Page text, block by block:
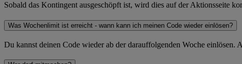
Sobald das Kontingent ausgeschöpft ist, wird dies auf der Aktionsseite
Was Wochenlimit ist erreicht - wann kann ich meinen Code wieder einlösen?
Du kannst deinen Code wieder ab der darauffolgenden Woche